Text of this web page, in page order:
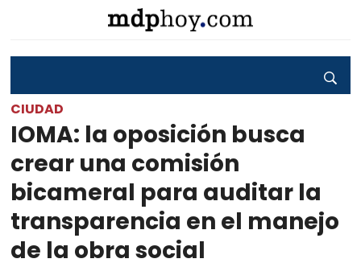
CIUDAD
IOMA: la oposición busca
crear una comisión
bicameral para auditar la
transparencia en el manejo
de la obra social